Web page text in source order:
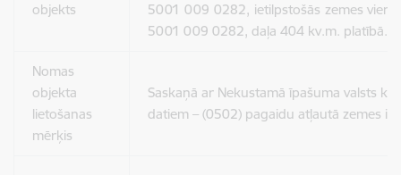
objekts
5001 009 0282, ietilpstošās zemes
5001 009 0282, daļa 404 kv.m. platībā.
Nomas
objekta
lietošanas
mērķis
Saskaņā ar Nekustamā īpašuma valsts
datiem – (0502) pagaidu atļautā zemes